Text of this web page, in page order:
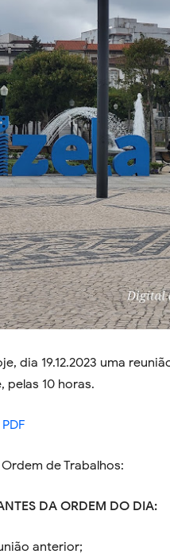
dia 19.12.2023 uma
pelas 10 horas.
de Trabalhos:
DA ORDEM DO DIA:
anterior;